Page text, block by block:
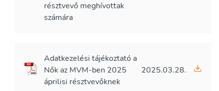
résztvevő meghívottak
számára
Adatkezelési tájékoztató a
Nők az MVM-ben 2025
áprilisi résztvevőknek
2025.03.28.